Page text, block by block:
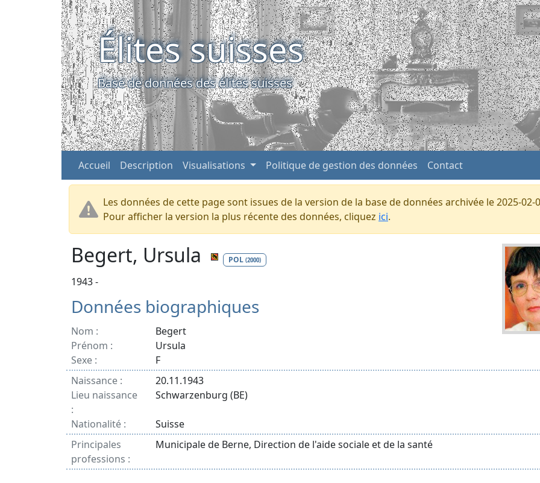
Élites suisses
Base de données des élites suisses
Accueil Description Visualisations Politique de gestion des données Contact
Les données de cette page sont issues de la version de la base de données archivée le 2025-02-
Pour afficher la version la plus récente des données, cliquez ici.
Begert, Ursula POL (2000)
1943 -
Données biographiques
Nom :
Begert
Prénom :
Ursula
Sexe :
F
Naissance :
20.11.1943
Lieu naissance
:
Schwarzenburg (BE)
Nationalité :
Suisse
Principales
professions :
Municipale de Berne, Direction de l'aide sociale et de la santé